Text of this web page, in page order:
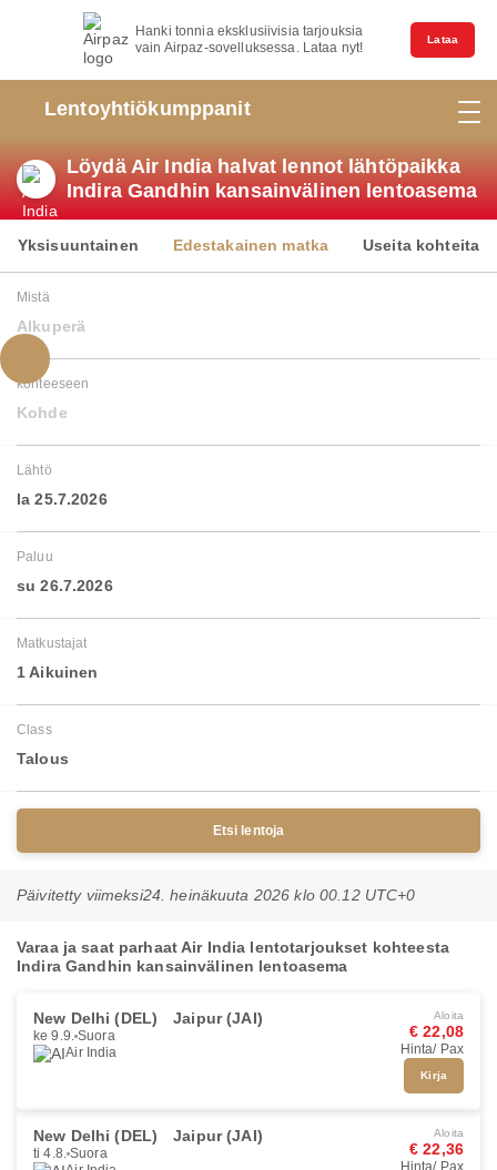
Hanki tonnia eksklusiivisia tarjouksia
vain Airpaz-sovelluksessa. Lataa nyt!
Lataa
Lentoyhtiökumppanit
Löydä Air India halvat lennot lähtöpaikka
Indira Gandhin kansainvälinen lentoasema
Yksisuuntainen Edestakainen matka Useita kohteita
Mistä
Alkuperä
kohteeseen
Kohde
Lähtö
la 25.7.2026
Paluu
su 26.7.2026
Matkustajat
1 Aikuinen
Class
Talous
Etsi lentoja
Päivitetty viimeksi24. heinäkuuta 2026 klo 00.12 UTC+0
Varaa ja saat parhaat Air India lentotarjoukset kohteesta
Indira Gandhin kansainvälinen lentoasema
New Delhi (DEL) Jaipur (JAI)
ke 9.9. Suora
Air India
Aloita
€ 22,08
Hinta/ Pax
Kirja
New Delhi (DEL) Jaipur (JAI)
ti 4.8. Suora
Aloita
€ 22,36
Hinta/ Pax